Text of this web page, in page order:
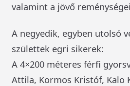
valamint a jövő
A negyedik, egyben utolsó
születtek egri sikerek:
A 4×200 méteres férfi
Attila, Kormos Kristóf, Kalo